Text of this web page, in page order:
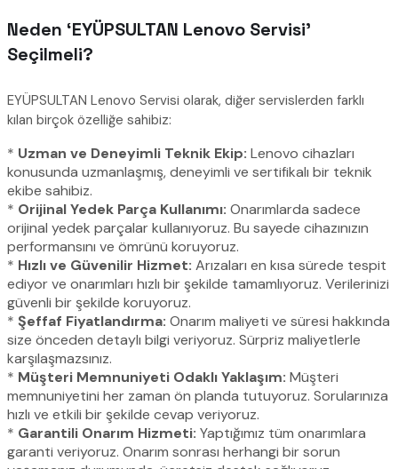
Neden ‘EYÜPSULTAN Lenovo Servisi’
Seçilmeli?
EYÜPSULTAN Lenovo Servisi olarak, diğer servislerden farklı
kılan birçok özelliğe sahibiz:
* Uzman ve Deneyimli Teknik Ekip: Lenovo cihazları
konusunda uzmanlaşmış, deneyimli ve sertifikalı bir teknik
ekibe sahibiz.
* Orijinal Yedek Parça Kullanımı: Onarımlarda sadece
orijinal yedek parçalar kullanıyoruz. Bu sayede cihazınızın
performansını ve ömrünü koruyoruz.
* Hızlı ve Güvenilir Hizmet: Arızaları en kısa sürede tespit
ediyor ve onarımları hızlı bir şekilde tamamlıyoruz. Verilerinizi
güvenli bir şekilde koruyoruz.
* Şeffaf Fiyatlandırma: Onarım maliyeti ve süresi hakkında
size önceden detaylı bilgi veriyoruz. Sürpriz maliyetlerle
karşılaşmazsınız.
* Müşteri Memnuniyeti Odaklı Yaklaşım: Müşteri
memnuniyetini her zaman ön planda tutuyoruz. Sorularınıza
hızlı ve etkili bir şekilde cevap veriyoruz.
* Garantili Onarım Hizmeti: Yaptığımız tüm onarımlara
garanti veriyoruz. Onarım sonrası herhangi bir sorun